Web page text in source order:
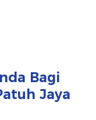
Bagi
Jaya